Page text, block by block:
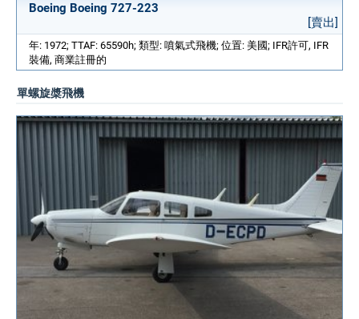
Boeing Boeing 727-223
[賣出]
年: 1972; TTAF: 65590h; 類型: 噴氣式飛機; 位置: 美國; IFR許可, IFR
裝備, 商業註冊的
單螺旋槳飛機